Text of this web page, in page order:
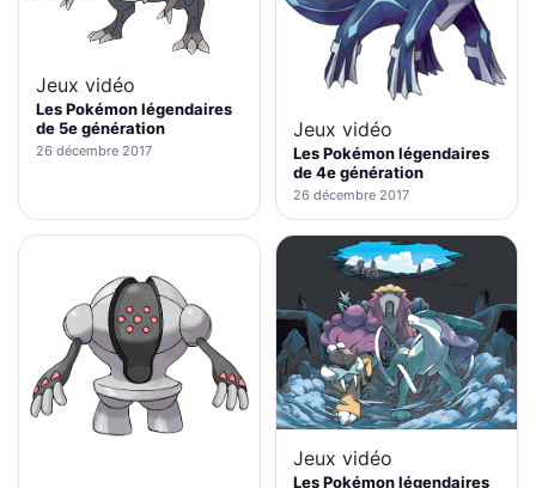
Jeux vidéo
Les Pokémon légendaires
de 5e génération
26 décembre 2017
Jeux vidéo
Les Pokémon légendaires
de 4e génération
26 décembre 2017
Jeux vidéo
Les Pokémon légendaires